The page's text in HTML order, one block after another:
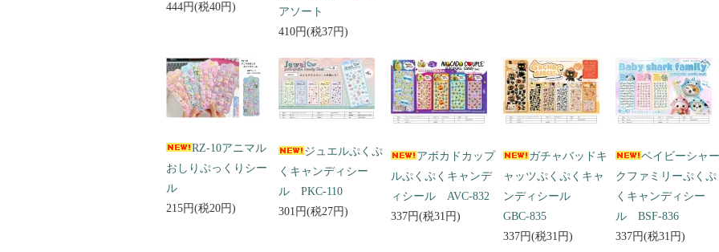
444円(税40円)
アソート
410円(税37円)
RZ-10アニマル
おしりぷっくりシー
ル
215円(税20円)
ジュエルぷくぷ
くキャンディシー
ル PKC-110
301円(税27円)
アボカドカップ
ルぷくぷくキャンデ
ィシール AVC-832
337円(税31円)
ガチャバッドキ
ャッツぷくぷくキャ
ンディシール
GBC-835
337円(税31円)
ベイビーシャー
クファミリーぷくぷ
くキャンディシー
ル BSF-836
337円(税31円)